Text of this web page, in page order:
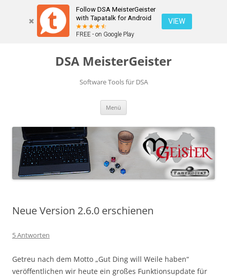
Follow DSA MeisterGeister
with Tapatalk for Android
FREE - on Google Play
VIEW
DSA MeisterGeister
Software Tools für DSA
Menü
Neue Version 2.6.0 erschienen
5 Antworten
Getreu nach dem Motto „Gut Ding will Weile haben“
veröffentlichen wir heute ein großes Funktionsupdate für